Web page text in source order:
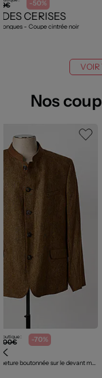
-50%
CERISES
- Coupe cintrée noir
VOIR
Nos
: -70%
Veste casual - Fermeture boutonnée sur le devant marron